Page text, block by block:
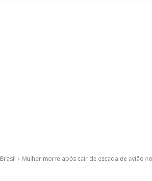
Brasil
Mulher morre após cair de escada de avião